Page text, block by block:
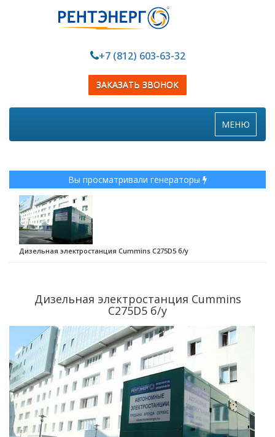
+7 (812) 603-63-32
ЗАКАЗАТЬ ЗВОНОК
Toggle
navigation
МЕНЮ
Вы просматривали генераторы
Дизельная электростанция Cummins C275D5 б/у
Дизельная электростанция Cummins
C275D5 б/у